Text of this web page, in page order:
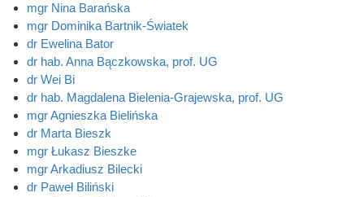
mgr Nina Barańska
mgr Dominika Bartnik-Światek
dr Ewelina Bator
dr hab. Anna Bączkowska, prof. UG
dr Wei Bi
dr hab. Magdalena Bielenia-Grajewska, prof. UG
mgr Agnieszka Bielińska
dr Marta Bieszk
mgr Łukasz Bieszke
mgr Arkadiusz Bilecki
dr Paweł Biliński